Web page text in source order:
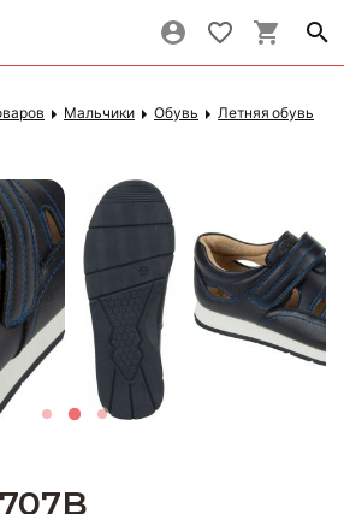
Мальчики Обувь Летняя обувь